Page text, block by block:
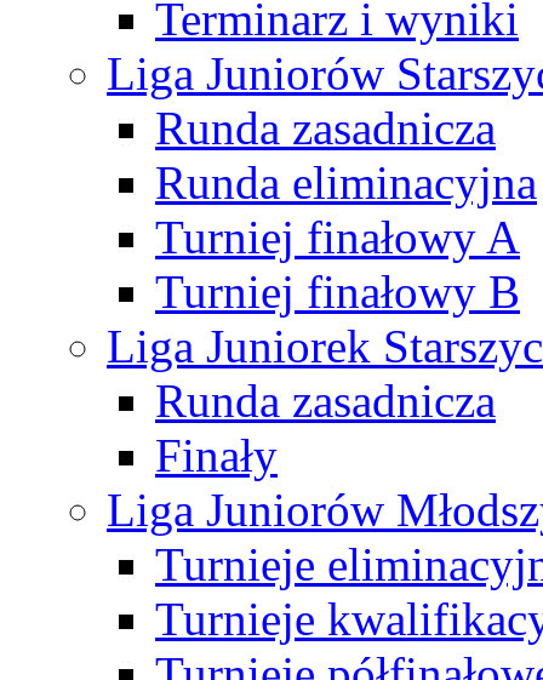
Terminarz i wyniki
Liga Juniorów
Runda zasadnicza
Runda eliminacyjna
Turniej finałowy A
Turniej finałowy B
Liga Juniorek
Runda zasadnicza
Finały
Liga Juniorów
Turnieje
Turnieje